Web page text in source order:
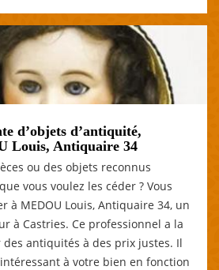
d’objets d’antiquité,
Louis, Antiquaire 34
ou des objets reconnus
vous voulez les céder ? Vous
à MEDOU Louis, Antiquaire 34, un
à Castries. Ce professionnel a la
des antiquités à des prix justes. Il
à votre bien en fonction